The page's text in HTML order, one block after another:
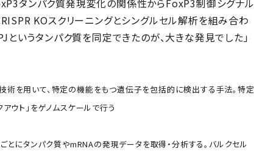
タンパク質発現変化の関係性からFoxP3制御シグナル
KOスクリーニングとシングルセル解析を組み合わ
いうタンパク質を同定できたのが、大きな発見でした」
術を用いて、特定の機能をもつ遺伝子を包括的に検出する手法。特定
ウト」をゲノムスケールで行う
にタンパク質やmRNAの発現データを取得・分析する。バルクセル